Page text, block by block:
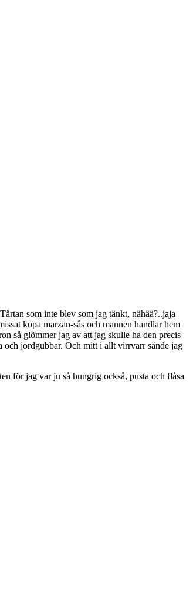
som inte blev som jag tänkt, nähää?..jaja
köpa marzan-sås och mannen handlar hem
så glömmer jag av att jag skulle ha den precis
och jordgubbar. Och mitt i allt virrvarr sände jag
för jag var ju så hungrig också, pusta och flåsa